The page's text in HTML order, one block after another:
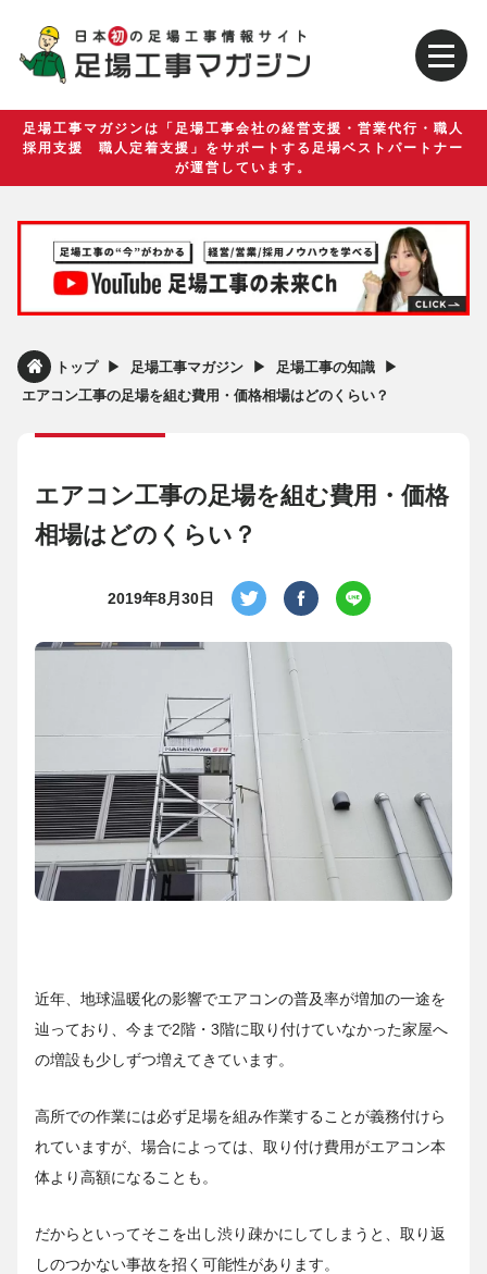
足場工事マガジンは「足場工事会社の経営支援・営業代行・職人
採用支援 職人定着支援」をサポートする足場ベストパートナー
が運営しています。
トップ ▶︎ 足場工事マガジン ▶︎ 足場工事の知識 ▶︎
エアコン工事の足場を組む費用・価格相場はどのくらい？
エアコン工事の足場を組む費用・価格
相場はどのくらい？
2019年8月30日
近年、地球温暖化の影響でエアコンの普及率が増加の一途を
辿っており、今まで2階・3階に取り付けていなかった家屋へ
の増設も少しずつ増えてきています。
高所での作業には必ず足場を組み作業することが義務付けら
れていますが、場合によっては、取り付け費用がエアコン本
体より高額になることも。
だからといってそこを出し渋り疎かにしてしまうと、取り返
しのつかない事故を招く可能性があります。